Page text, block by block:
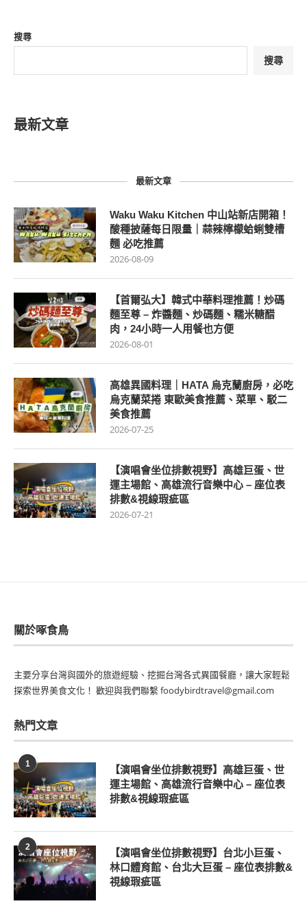
搜尋
搜尋
最新文章
最新文章
Waku Waku Kitchen 中山站新店開箱！
酸種披薩每日限量｜蒜辣檸檬蛤蜊雙槽
麵 必吃推薦
2026-08-09
【首爾弘大】韓式中華料理推薦！炒碼
麵至尊 – 炸醬麵、炒碼麵、糯米糖醋
肉，24小時一人用餐也方便
2026-08-01
高雄異國料理｜HATA 烏克蘭廚房，必吃
烏克蘭菜捲 東歐美食推薦、菜單、駁二
美食推薦
2026-07-25
【演唱會坐位排數視野】高雄巨蛋、世
運主場館、高雄流行音樂中心 – 座位表
排數&視線瑕疵區
2026-07-21
關於啄食鳥
主要分享台灣與國外的旅遊經驗、挖掘台灣各式異國餐廳，讓大家輕鬆
探索世界美食文化！ 歡迎與我們聯繫 foodybirdtravel@gmail.com
熱門文章
1
【演唱會坐位排數視野】高雄巨蛋、世
運主場館、高雄流行音樂中心 – 座位表
排數&視線瑕疵區
2
【演唱會坐位排數視野】台北小巨蛋、
林口體育館、台北大巨蛋 – 座位表排數&
視線瑕疵區